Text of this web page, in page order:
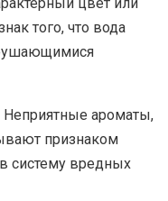
того, что вода
Неприятные ароматы,
признаком
систему вредных